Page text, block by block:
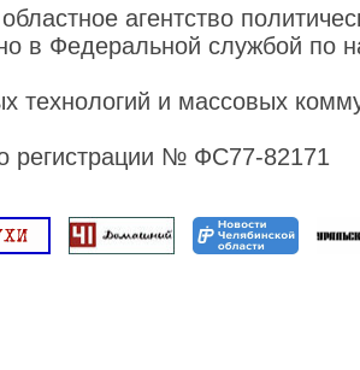
агентство
в Федеральной службой по
технологий и массовых
регистрации № ФС77-82171